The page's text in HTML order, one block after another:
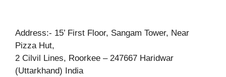
Address:- 15’ First Floor, Sangam Tower, Near
Pizza Hut,
2 Cilvil Lines, Roorkee – 247667 Haridwar
(Uttarkhand) India